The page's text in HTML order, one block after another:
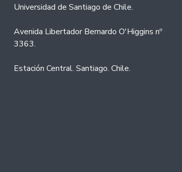
Universidad de Santiago de Chile.
Avenida Libertador Bernardo O'Higgins nº
3363.
Estación Central. Santiago. Chile.